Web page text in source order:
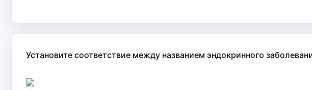
Установите соответствие между названием эндокринного